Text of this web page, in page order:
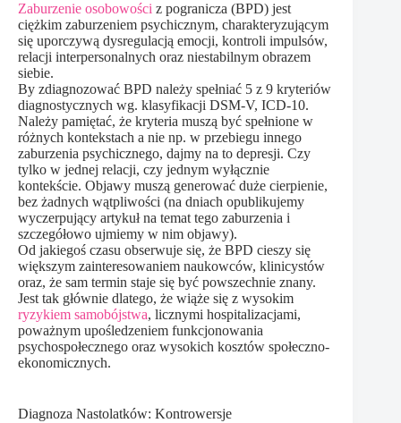
Zaburzenie osobowości z pogranicza (BPD) jest
ciężkim zaburzeniem psychicznym, charakteryzującym
się uporczywą dysregulacją emocji, kontroli impulsów,
relacji interpersonalnych oraz niestabilnym obrazem
siebie.
By zdiagnozować BPD należy spełniać 5 z 9 kryteriów
diagnostycznych wg. klasyfikacji DSM-V, ICD-10.
Należy pamiętać, że kryteria muszą być spełnione w
różnych kontekstach a nie np. w przebiegu innego
zaburzenia psychicznego, dajmy na to depresji. Czy
tylko w jednej relacji, czy jednym wyłącznie
kontekście. Objawy muszą generować duże cierpienie,
bez żadnych wątpliwości (na dniach opublikujemy
wyczerpujący artykuł na temat tego zaburzenia i
szczegółowo ujmiemy w nim objawy).
Od jakiegoś czasu obserwuje się, że BPD cieszy się
większym zainteresowaniem naukowców, klinicystów
oraz, że sam termin staje się być powszechnie znany.
Jest tak głównie dlatego, że wiąże się z wysokim
ryzykiem samobójstwa, licznymi hospitalizacjami,
poważnym upośledzeniem funkcjonowania
psychospołecznego oraz wysokich kosztów społeczno-
ekonomicznych.
Diagnoza Nastolatków: Kontrowersje